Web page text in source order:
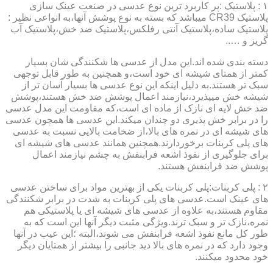
۱ : پلاستیک :پر کاربرد ترین نوع عدسی در صنعت عینک سازی
پلاستیک CR39 میباشد که بسته به نوع پوشش آنها،به انواعی نظیر :
پلاستیک ساده،پلاستیک آنتی رفلکس،پلاستیک ضد خش،پلاستیک آب
گریز و …..
دسته بندی شده اند.این مدل از عدسی ها شکنندگی شان بسیار
کمتر از همتای شیشه ای خود است،و همچنین به طور قابل توجهی
سبک تر هستند.به دلیل اینکه این نوع عدسی ها بسیار آسان تر از
شیشه خش میپذیرد،نیازمند اعمال پوشش ضد خش هستند،پوشش
ضد خش لایه ای نازک از ماده ای است،که مقاومت این مدل عدسی
را در برابر خش پذیری دو چندان میکند.این عدسی ها همچون عدسی
های شیشه ای در نمره های بالا،از ضخامت بالایی نسبت به عدسی
های پلی کربنات برخوردارند.همچنین همانند عدسی های شیشه ای
برای جلوگیری از نفوذ اشعه فرابنفش به چشم نیازمند اعمال
پوشش ضد فرابنفش هستند.
۲ : پلی کربنات:پلی کربنات یکی از بهترین مواد برای ساختن عدسی
های عینک است.عدسی های پلی کربنات به شدت در برابر شکنندگی
مقاوم هستند،به علاوه از عدسی های شیشه ای یا پلاستیکی هم
نمره،نازک تر و سبک ترند.ویژگی مثبت دیگر آنها این است که به
طور کل مانع نفوذ اشعه فرابنفش می شوند،البته ؛این عیب در آنها
وجود دارد که در نمره های بالا دید جانبی را بیشتر از همتایان دیگر
خود محدود میکنند.